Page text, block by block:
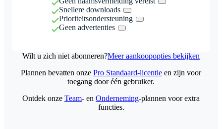
Snellere downloads
Prioriteitsondersteuning
Geen advertenties
Wilt u zich niet abonneren?Meer aankoopopties bekijken
Plannen bevatten onze Pro Standaard-licentie en zijn voor
toegang door één gebruiker.
Ontdek onze Team- en Onderneming-plannen voor extra
functies.